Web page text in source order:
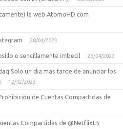
la web AtomoHD.com
28/04/2023
o sencillamente imbecil 26/04/2023
Solo un dia mas tarde de anunciar los
12/02/2023
de Cuentas Compartidas de
Compartidas de @NetflixES